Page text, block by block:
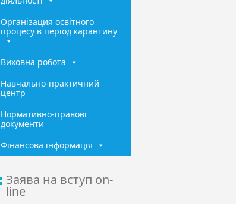
Організация освітного
процесу в період карантину
Виховна робота
Навчально-практичний
центр
Нормативно-правові
документи
Фінансова інформація
Заява на вступ on-
line